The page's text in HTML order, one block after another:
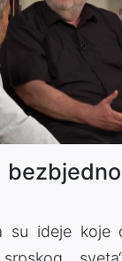
su ideje koje